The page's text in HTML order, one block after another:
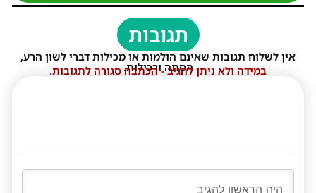
תגובות
אין לשלוח תגובות שאינם הולמות או מכילות דברי לשון הרע,
הסתה ורכילות.
במידה ולא ניתן להגיב - הכתבה סגורה לתגובות.